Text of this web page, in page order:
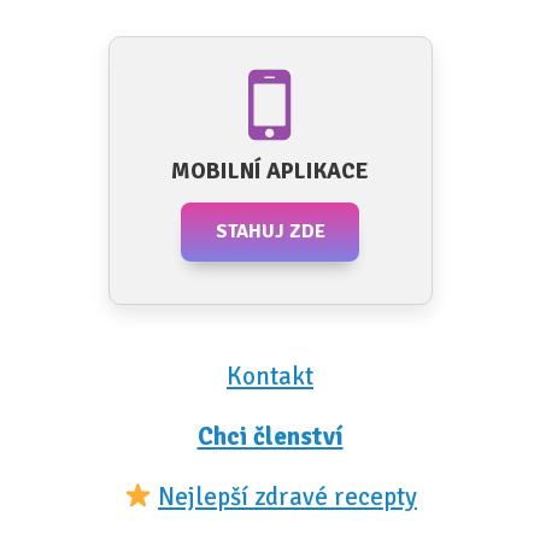
MOBILNÍ APLIKACE
STAHUJ ZDE
Kontakt
Chci členství
Nejlepší zdravé recepty